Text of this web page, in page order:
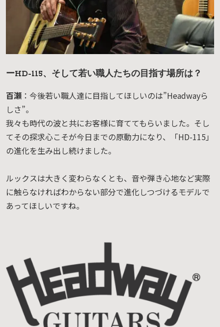
ーHD-115、そして若い職人たちの目指す場所は？
百瀬 ：今後若い職人達に目指してほしいのは”Headwayら
しさ”。
我々も時代の波と共にお客様に育ててもらいました。そし
てその探求心こそが今日までの原動力になり、「HD-115」
の進化を生み出し続けました。
ルックスは大きく変わらなくとも、音や弾き心地など実際
に触らなければわからない部分で進化しつづけるモデルで
あってほしいですね。